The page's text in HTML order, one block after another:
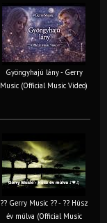
Gyöngyhajú lány - Gerry
Music (Official Music Video)
?? Gerry Music ?? - ?? Húsz
év múlva (Official Music